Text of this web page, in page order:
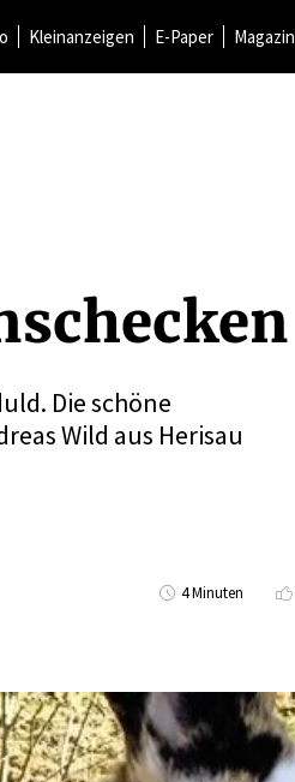
Kleinanzeigen E-Paper Magazin
Die schöne
Wild aus Herisau
4 Minuten